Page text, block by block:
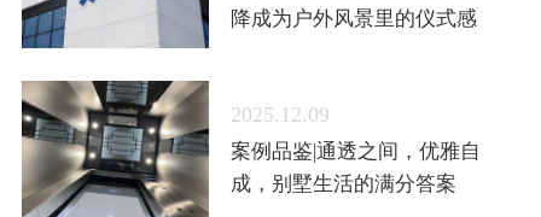
降成为户外风景里的仪式感
2025.12.09
案例品鉴|通透之间，优雅自
成，别墅生活的满分答案